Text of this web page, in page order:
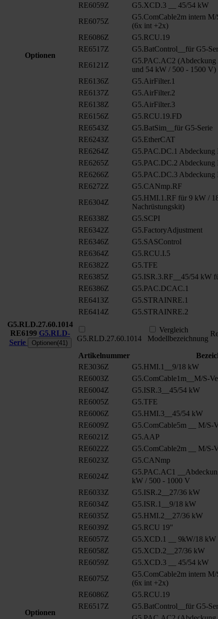
Optionen
RE6059Z
G5.XCD.3 __ 45/54 kW
RE6075Z
G5.ComCable2m intern
(6x int +2x)
RE6086Z
G5.RCU.19
RE6517Z
G5.BatControl__für G5-
RE6121Z
G5.PAC.AC2
und 54 kW / 500 - 1500 V)
RE6136Z
G5.AirFilter.1
RE6137Z
G5.AirFilter.2
RE6138Z
G5.AirFilter.3
RE6156Z
G5.RCU.19.FD
RE6543Z
G5.BatSim__für G5-Serie
RE6243Z
G5.EtherCAT
RE6264Z
G5.PAC.DC.1
RE6265Z
G5.PAC.DC.2
RE6266Z
G5.PAC.DC.3
RE6272Z
G5.CANmp.RF
RE6304Z
G5.HMI.1.RF für 9 kW /
Nachrüstungskit)
RE6338Z
G5.SCPI
RE6342Z
G5.FactoryAdjustment
RE6346Z
G5.SASControl
RE6364Z
G5.RCU.I.5
RE6382Z
G5.TFE
RE6385Z
G5.ISR.3.RF__45/54 kW
RE6386Z
G5.PAC.DCAC.1
RE6413Z
G5.STRAINRE.1
RE6414Z
G5.STRAINRE.2
G5.RLD.27.60.1014
RE6199 G5.RLD-
Serie
Optionen(41)
G5.RLD.27.60.1014
Vergleich
Modellbezeichnung
Optionen
Artikelnummer
RE3036Z
G5.HMI.1__9/18 kW
RE6003Z
G5.ComCable1m__M/S-
RE6004Z
G5.ISR.3__45/54 kW
RE6005Z
G5.TFE
RE6006Z
G5.HMI.3__45/54 kW
RE6009Z
G5.ComCable5m __ M/S-
RE6021Z
G5.AAP
RE6022Z
G5.ComCable2m __ M/S-
RE6023Z
G5.CANmp
RE6024Z
G5.PAC.AC1
kW / 500 - 1000 V
RE6033Z
G5.ISR.2__27/36 kW
RE6034Z
G5.ISR.1__9/18 kW
RE6035Z
G5.HMI.2__27/36 kW
RE6039Z
G5.RCU 19"
RE6057Z
G5.XCD.1 __ 9kW/18 kW
RE6058Z
G5.XCD.2__27/36 kW
RE6059Z
G5.XCD.3 __ 45/54 kW
RE6075Z
G5.ComCable2m intern
(6x int +2x)
RE6086Z
G5.RCU.19
RE6517Z
G5.BatControl__für G5-